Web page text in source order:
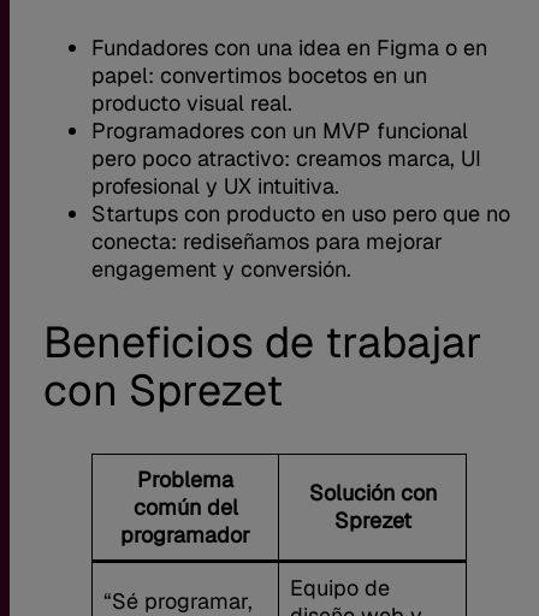
Fundadores con una idea en Figma o en
papel: convertimos bocetos en un
producto visual real.
Programadores con un MVP funcional
pero poco atractivo: creamos marca, UI
profesional y UX intuitiva.
Startups con producto en uso pero que no
conecta: rediseñamos para mejorar
engagement y conversión.
Beneficios de trabajar
con Sprezet
Problema
común del
programador
Solución con
Sprezet
“Sé programar,
Equipo de